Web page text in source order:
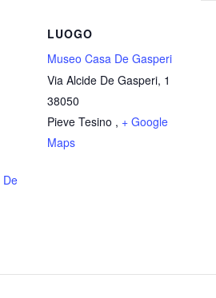
De
LUOGO
Museo Casa De Gasperi
Via Alcide De Gasperi, 1
38050
Pieve Tesino , + Google
Maps